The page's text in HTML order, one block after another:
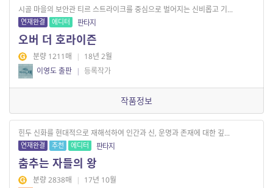
시골 마을의 보안관 티르 스트라이크를 중심으로 벌어지는 신비롭고 기...
연재완결 에디터 판타지
오버 더 호라이즌
분량 1211매 | 18년 2월
이영도 출판 | 등록작가
작품정보
힌두 신화를 현대적으로 재해석하여 인간과 신, 운명과 존재에 대한 깊...
연재완결 추천 에디터 판타지
춤추는 자들의 왕
분량 2838매 | 17년 10월